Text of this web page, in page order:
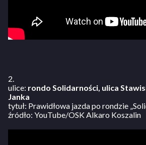
2.
ulice: rondo Solidarności, ulica
Janka
tytuł: Prawidłowa jazda po rondzie
źródło: YouTube/OSK Alkaro Koszalin